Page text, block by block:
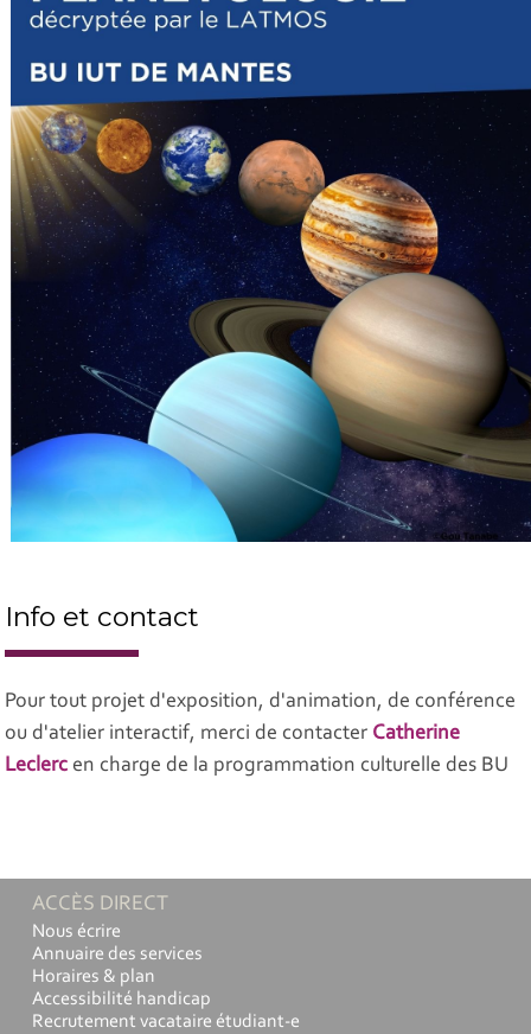
Info et contact
Pour tout projet d'exposition, d'animation, de conférence
ou d'atelier interactif, merci de contacter Catherine
Leclerc en charge de la programmation culturelle des BU
ACCÈS DIRECT
Nous écrire
Annuaire des services
Horaires & plan
Accessibilité handicap
Recrutement vacataire étudiant-e